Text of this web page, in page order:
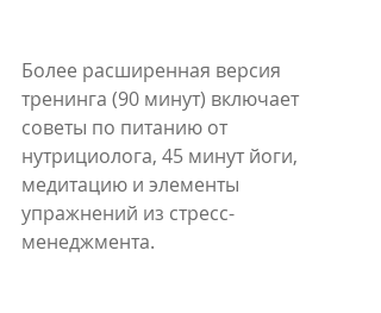
Более расширенная версия
тренинга (90 минут) включает
советы по питанию от
нутрициолога, 45 минут йоги,
медитацию и элементы
упражнений из стресс-
менеджмента.